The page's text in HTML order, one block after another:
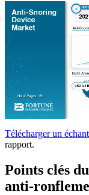
Télécharger un
rapport.
Points clés
anti-